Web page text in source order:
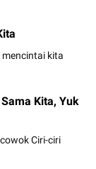
mencintai kita
Kita, Yuk
Ciri-ciri